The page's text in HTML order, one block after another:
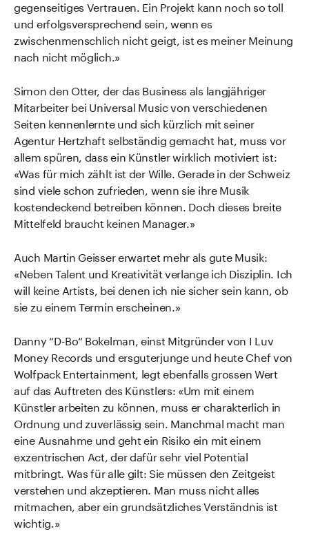
gegenseitiges Vertrauen. Ein Projekt kann noch so toll
und erfolgsversprechend sein, wenn es
zwischenmenschlich nicht geigt, ist es meiner Meinung
nach nicht möglich.»
Simon den Otter, der das Business als langjähriger
Mitarbeiter bei Universal Music von verschiedenen
Seiten kennenlernte und sich kürzlich mit seiner
Agentur Hertzhaft selbständig gemacht hat, muss vor
allem spüren, dass ein Künstler wirklich motiviert ist:
«Was für mich zählt ist der Wille. Gerade in der Schweiz
sind viele schon zufrieden, wenn sie ihre Musik
kostendeckend betreiben können. Doch dieses breite
Mittelfeld braucht keinen Manager.»
Auch Martin Geisser erwartet mehr als gute Musik:
«Neben Talent und Kreativität verlange ich Disziplin. Ich
will keine Artists, bei denen ich nie sicher sein kann, ob
sie zu einem Termin erscheinen.»
Danny “D-Bo“ Bokelman, einst Mitgründer von I Luv
Money Records und ersguterjunge und heute Chef von
Wolfpack Entertainment, legt ebenfalls grossen Wert
auf das Auftreten des Künstlers: «Um mit einem
Künstler arbeiten zu können, muss er charakterlich in
Ordnung und zuverlässig sein. Manchmal macht man
eine Ausnahme und geht ein Risiko ein mit einem
exzentrischen Act, der dafür sehr viel Potential
mitbringt. Was für alle gilt: Sie müssen den Zeitgeist
verstehen und akzeptieren. Man muss nicht alles
mitmachen, aber ein grundsätzliches Verständnis ist
wichtig.»